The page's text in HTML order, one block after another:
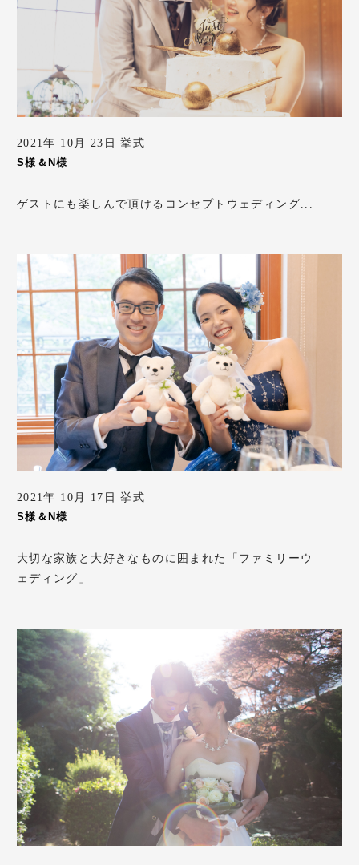
2021年 10月 23日 挙式
S様＆N様
ゲストにも楽しんで頂けるコンセプトウェディング...
2021年 10月 17日 挙式
S様＆N様
大切な家族と大好きなものに囲まれた「ファミリーウ
ェディング」